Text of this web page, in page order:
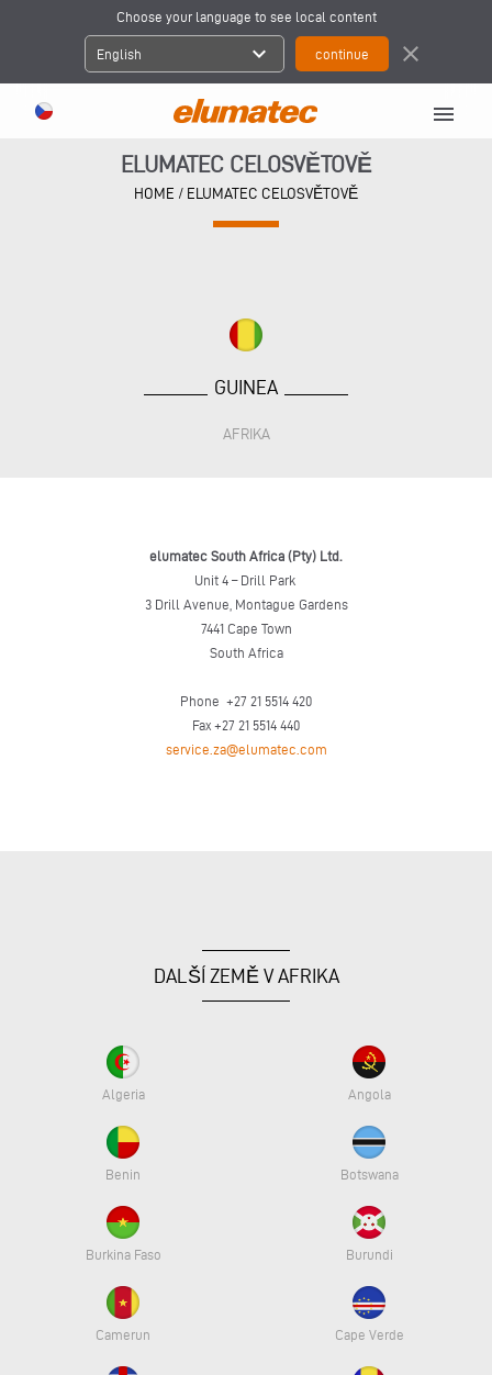
Choose your language to see local content
English expand_more close
menu
ELUMATEC CELOSVĚTOVĚ
HOME / ELUMATEC CELOSVĚTOVĚ
GUINEA
AFRIKA
elumatec South Africa (Pty) Ltd.
Unit 4 – Drill Park
3 Drill Avenue, Montague Gardens
7441 Cape Town
South Africa
Phone +27 21 5514 420
Fax +27 21 5514 440
service.za@elumatec.com
DALŠÍ ZEMĚ V AFRIKA
Algeria Angola
Benin Botswana
Burkina Faso Burundi
Camerun Cape Verde